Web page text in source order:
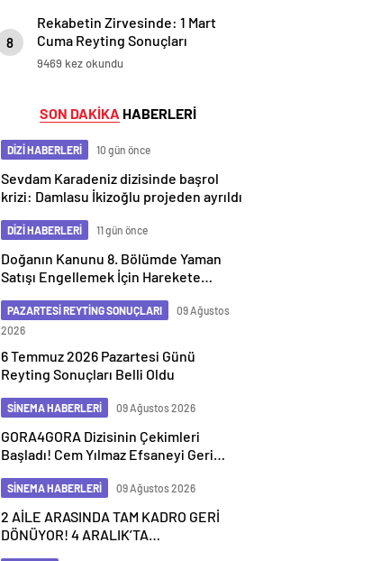
8
Rekabetin Zirvesinde: 1 Mart
Cuma Reyting Sonuçları
Açıklandı! Hangi Yapım Zirveye
9469 kez okundu
SON DAKİKA HABERLERİ
DİZİ HABERLERİ 10 gün önce
Sevdam Karadeniz dizisinde başrol
krizi: Damlasu İkizoğlu projeden ayrıldı
DİZİ HABERLERİ 11 gün önce
Doğanın Kanunu 8. Bölümde Yaman
Satışı Engellemek İçin Harekete
PAZARTESİ REYTİNG SONUÇLARI
09 Ağustos
2026
6 Temmuz 2026 Pazartesi Günü
Reyting Sonuçları Belli Oldu
SİNEMA HABERLERİ 09 Ağustos 2026
GORA4GORA Dizisinin Çekimleri
Başladı! Cem Yılmaz Efsaneyi Geri
SİNEMA HABERLERİ 09 Ağustos 2026
2 AİLE ARASINDA TAM KADRO GERİ
DÖNÜYOR! 4 ARALIK’TA